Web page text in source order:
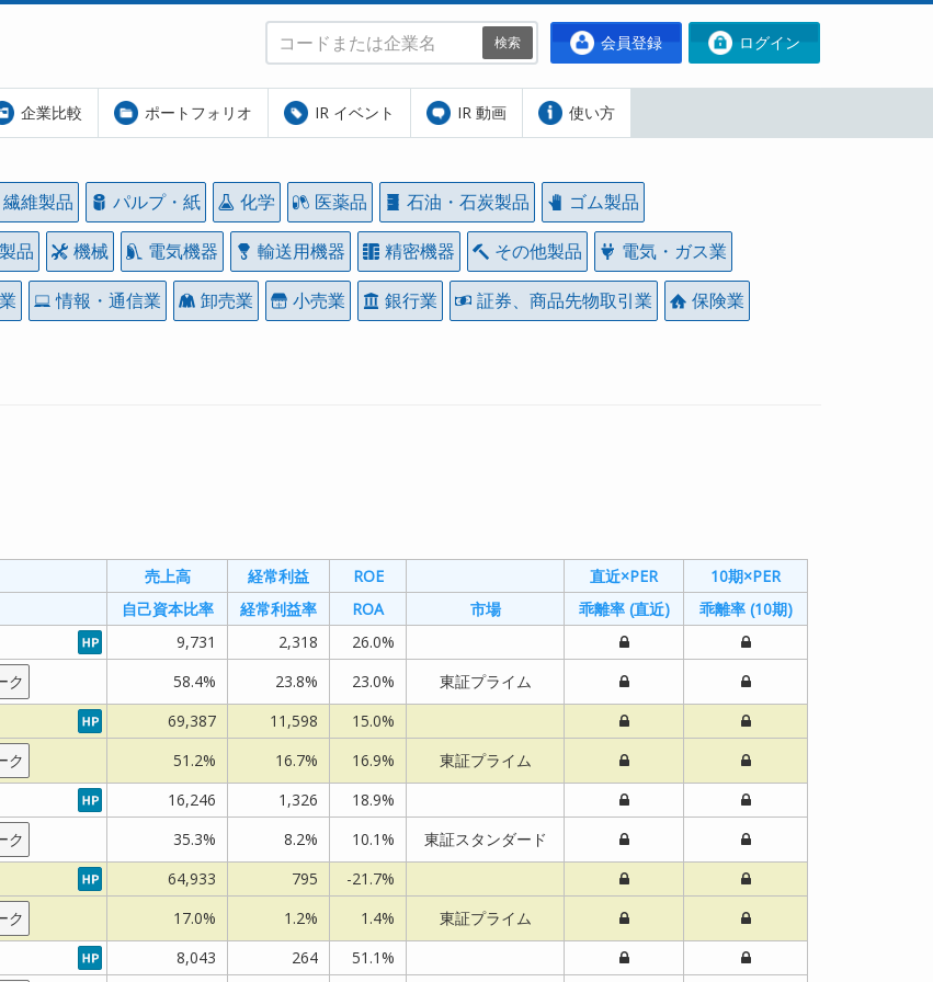
会員登録 ログイン
検索
企業比較 ポートフォリオ IR イベント IR 動画 使い方
繊維製品 パルプ・紙 化学 医薬品 石油・石炭製品 ゴム製品
品 機械 電気機器 輸送用機器 精密機器 その他製品 電気・ガス業
情報・通信業 卸売業 小売業 銀行業 証券、商品先物取引業 保険業
×PER ×PER
市
場
乖離
率
近)
乖離
率
期)
東
証
プ
ラ
ム
売上高 経常利益 ROE 直近×PER
10期×PER
自己資本比率 経常利益率 ROA 市場 乖離率 (直近) 乖離率 (10期)
9,731 2,318
26.0%
ク 58.4% 23.8% 23.0% 東証プライム
69,387 11,598
15.0%
ク 51.2% 16.7% 16.9% 東証プライム
16,246 1,326
18.9%
ク 35.3% 8.2% 10.1% 東証スタンダード
64,933 795
-21.7%
ク 17.0% 1.2% 1.4% 東証プライム
8,043 264 51.1%
×PER ×PER
市
場
乖離
率
近)
乖離
率
期)
東
証
プ
ラ
ム
売上高 経常利益 ROE 直近×PER
10期×PER
自己資本比率 経常利益率 ROA 市場 乖離率 (直近) 乖離率 (10期)
9,731 2,318
26.0%
ク 58.4% 23.8% 23.0% 東証プライム
69,387 11,598
15.0%
ク 51.2% 16.7% 16.9% 東証プライム
16,246 1,326
18.9%
ク 35.3% 8.2% 10.1% 東証スタンダード
64,933 795
-21.7%
ク 17.0% 1.2% 1.4% 東証プライム
8,043 264 51.1%